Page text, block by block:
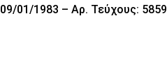
09/01/1983 – Αρ. Τεύχους: 5859